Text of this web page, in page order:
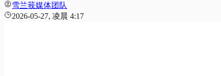
雪兰莪媒体团队
2026-05-27, 凌晨 4:17